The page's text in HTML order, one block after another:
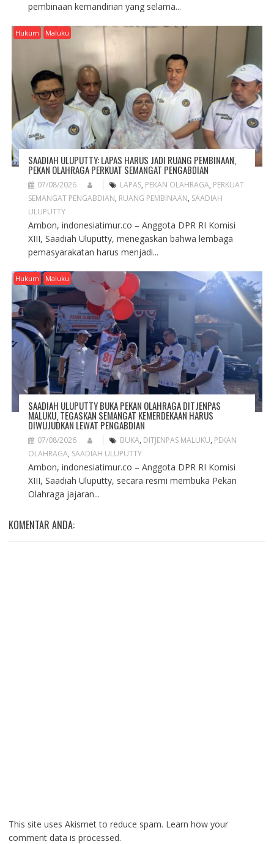
pembinaan kemandirian yang selama...
Hukum Maluku
SAADIAH ULUPUTTY: LAPAS HARUS JADI RUANG PEMBINAAN,
PEKAN OLAHRAGA PERKUAT SEMANGAT PENGABDIAN
07/08/2026 LAPAS, PEKAN OLAHRAGA, PERKUAT
SEMANGAT PENGABDIAN, RUANG PEMBINAAN, SAADIAH
ULUPUTTY
Ambon, indonesiatimur.co – Anggota DPR RI Komisi
XIII, Saadiah Uluputty, menegaskan bahwa lembaga
pemasyarakatan harus menjadi...
Hukum Maluku
SAADIAH ULUPUTTY BUKA PEKAN OLAHRAGA DITJENPAS
MALUKU, TEGASKAN SEMANGAT KEMERDEKAAN HARUS
DIWUJUDKAN LEWAT PENGABDIAN
07/08/2026 BUKA, DITJENPAS MALUKU, PEKAN
OLAHRAGA, SAADIAH ULUPUTTY
Ambon, indonesiatimur.co – Anggota DPR RI Komisi
XIII, Saadiah Uluputty, secara resmi membuka Pekan
Olahraga jajaran...
KOMENTAR ANDA:
This site uses Akismet to reduce spam. Learn how your
comment data is processed.